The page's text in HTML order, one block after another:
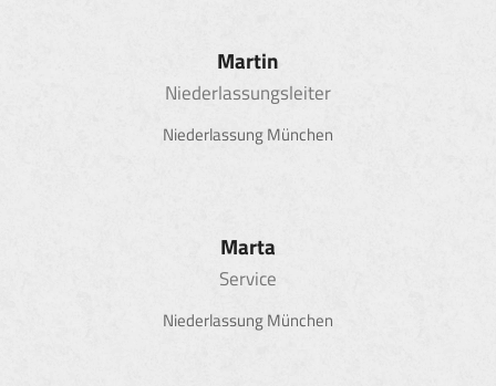
Martin
Niederlassungsleiter
Niederlassung München
Marta
Service
Niederlassung München